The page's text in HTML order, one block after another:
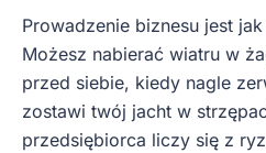
Prowadzenie biznesu jest
Możesz nabierać wiatru w
przed siebie, kiedy nagle
zostawi twój jacht w
przedsiębiorca liczy się z